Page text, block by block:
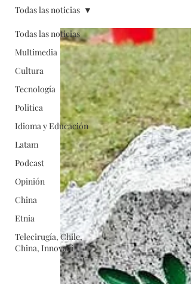
Todas las noticias
Multimedia
Cultura
Tecnología
Politica
Idioma y Educación
Latam
Podcast
Opinión
China
Etnia
Telecirugía, Chile,
China, Innovaci
Todas las noticias